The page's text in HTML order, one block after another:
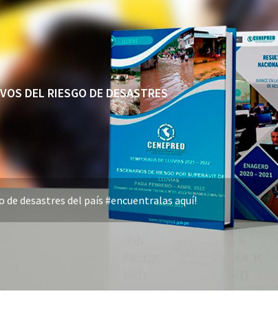
DEL RIESGO DE DESASTRES
desastres del país #encuentralas aquí!